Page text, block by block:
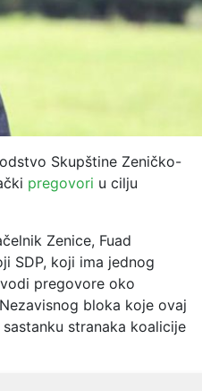
Skupštine Zeničko-
pregovori u cilju
Zenice, Fuad
SDP, koji ima jednog
pregovore oko
bloka koje ovaj
stranaka koalicije